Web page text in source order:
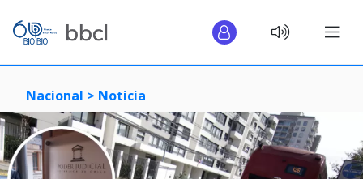
Nacional > Noticia